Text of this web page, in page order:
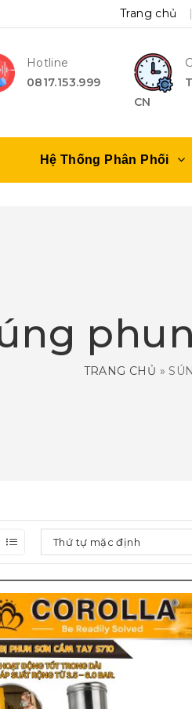
Trang chủ
Hotline
0817.153.999
CN
Hệ Thống Phân Phối
TRANG CHỦ »
Thứ tự mặc định